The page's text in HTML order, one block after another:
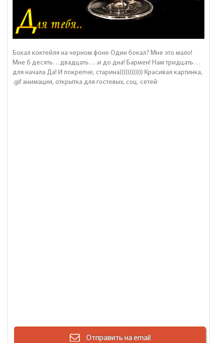
Бокал коктейля на черном фоне Один бокал? Мне это мало!
Мне б десять…двадцать….и до дна! Бармен! Нам тридцать…
для начала Да! И покрепче, старина)))))))))))) Красивая картинка,
.gif анимация, открытка для гостевых, соц. сетей
Отправить на email